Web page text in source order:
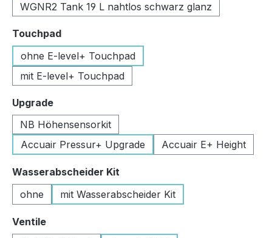
WGNR2 Tank 19 L nahtlos schwarz glanz
Touchpadauswählen
ohne E-level+ Touchpad
mit E-level+ Touchpad
Upgradeauswählen
NB Höhensensorkit
Accuair Pressur+ Upgrade
Accuair E+ Height
Wasserabscheider Kit
ohne
mit Wasserabscheider Kit
Ventileauswählen